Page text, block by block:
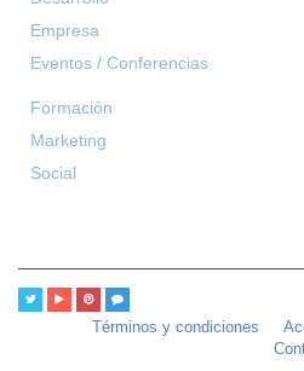
Empresa
Eventos / Conferencias
Formación
Marketing
Social
Términos y condiciones